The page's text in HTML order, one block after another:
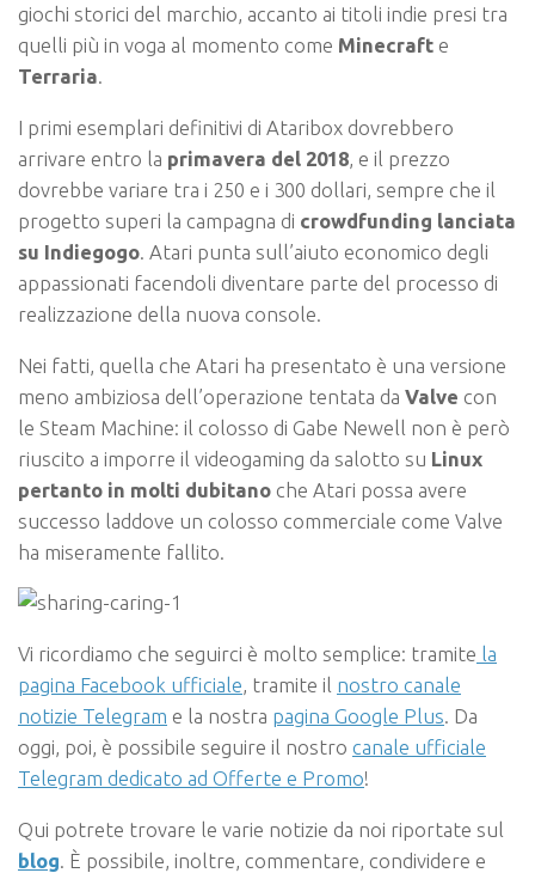
giochi storici del marchio, accanto ai titoli indie presi tra
quelli più in voga al momento come Minecraft e
Terraria.
I primi esemplari definitivi di Ataribox dovrebbero
arrivare entro la primavera del 2018, e il prezzo
dovrebbe variare tra i 250 e i 300 dollari, sempre che il
progetto superi la campagna di crowdfunding lanciata
su Indiegogo. Atari punta sull’aiuto economico degli
appassionati facendoli diventare parte del processo di
realizzazione della nuova console.
Nei fatti, quella che Atari ha presentato è una versione
meno ambiziosa dell’operazione tentata da Valve con
le Steam Machine: il colosso di Gabe Newell non è però
riuscito a imporre il videogaming da salotto su Linux
pertanto in molti dubitano che Atari possa avere
successo laddove un colosso commerciale come Valve
ha miseramente fallito.
Vi ricordiamo che seguirci è molto semplice: tramite la
pagina Facebook ufficiale, tramite il nostro canale
notizie Telegram e la nostra pagina Google Plus. Da
oggi, poi, è possibile seguire il nostro canale ufficiale
Telegram dedicato ad Offerte e Promo!
Qui potrete trovare le varie notizie da noi riportate sul
blog. È possibile, inoltre, commentare, condividere e